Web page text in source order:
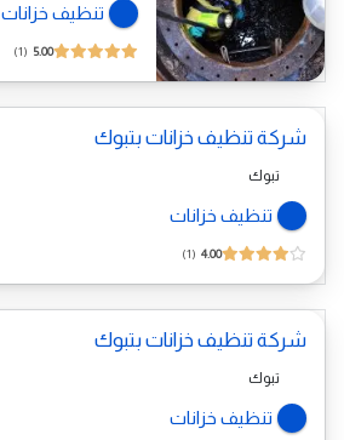
تنظيف خزانات
5.00
1
شركة تنظيف خزانات بتبوك
تبوك
تنظيف خزانات
4.00
1
شركة تنظيف خزانات بتبوك
تبوك
تنظيف خزانات